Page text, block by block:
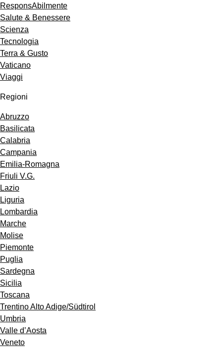
ResponsAbilmente
Salute & Benessere
Scienza
Tecnologia
Terra & Gusto
Vaticano
Viaggi
Regioni
Abruzzo
Basilicata
Calabria
Campania
Emilia-Romagna
Friuli V.G.
Lazio
Liguria
Lombardia
Marche
Molise
Piemonte
Puglia
Sardegna
Sicilia
Toscana
Trentino Alto Adige/Südtirol
Umbria
Valle d’Aosta
Veneto